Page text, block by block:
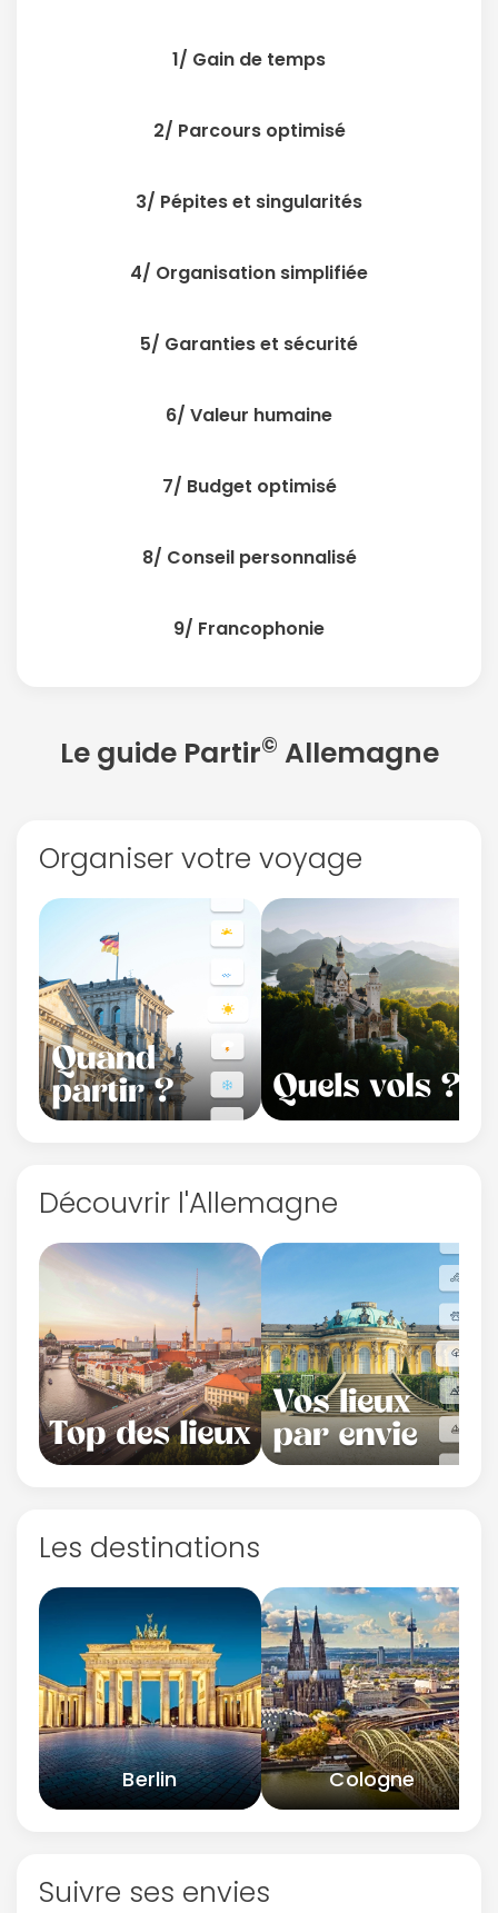
1/ Gain de temps
2/ Parcours optimisé
3/ Pépites et singularités
4/ Organisation simplifiée
5/ Garanties et sécurité
6/ Valeur humaine
7/ Budget optimisé
8/ Conseil personnalisé
9/ Francophonie
Le guide Partir© Allemagne
Organiser votre voyage
Découvrir l'Allemagne
Les destinations
Berlin Cologne
Suivre ses envies